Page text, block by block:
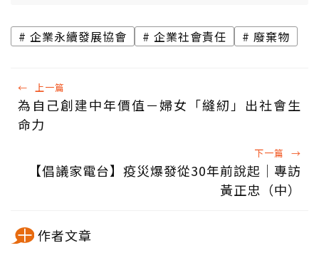
企業永續發展協會 企業社會責任 廢棄物
← 上一篇
為自己創建中年價值－婦女「縫紉」出社會生
命力
下一篇 →
【倡議家電台】疫災爆發從30年前說起│專訪
黃正忠（中）
作者文章